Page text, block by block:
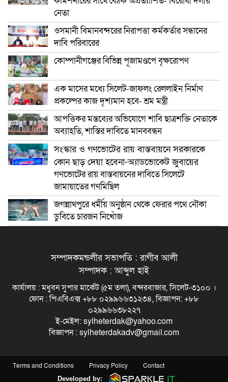
নেতা
ওসমানী বিমানবন্দরের নিরাপত্তা কর্মকর্তার সন্ধানের
দাবি পরিবারের
কোম্পানীগঞ্জের বিভিন্ন পূজামণ্ডপে বৃক্ষরোপণ
এক মাসের মধ্যে সিলেট-জাফলং রেললাইন নির্মাণ
প্রকল্পের কাজ দৃশ্যমান হবে- শ্রম মন্ত্রী
আপত্তিকর মন্তব্যের অভিযোগে শাবি ছাত্রশক্তি নেতাকে
অব্যাহতি, শাস্তির দাবিতে মানববন্ধন
সংস্কার ও গণভোটের রায় বাস্তবায়নে সরকারকে
কোন ছাড় দেয়া হবেনা-অ্যাডভোকেট জুবায়ের
গণভোটের রায় বাস্তবায়নের দাবিতে সিলেটে
জামায়াতের গণমিছিল
জগন্নাথপুরে ধর্মীয় অনুষ্ঠান থেকে ফেরার পথে নৌকা
ডুবিতে চারজন নিখোঁজ
সম্পাদকমন্ডলীর সভাপতি : রাগীব আলী
সম্পাদক : আব্দুল হাই
কার্যালয় : মধুবন সুপার মার্কেট (৫ম তলা), বন্দরবাজার, সিলেট-৩১০০ ।
ফোন : পিএবিএক্স +৮৮ ০২৯৯৬৬৩১২৩৪, বিজ্ঞাপন: +৮৮
০২৯৯৬৬৩৮২২৭
ই-মেইল: sylheterdak@yahoo.com
বিজ্ঞাপন : sylheterdakadv@gmail.com
Terms and Conditions Privacy Policy Contact
Developed by: